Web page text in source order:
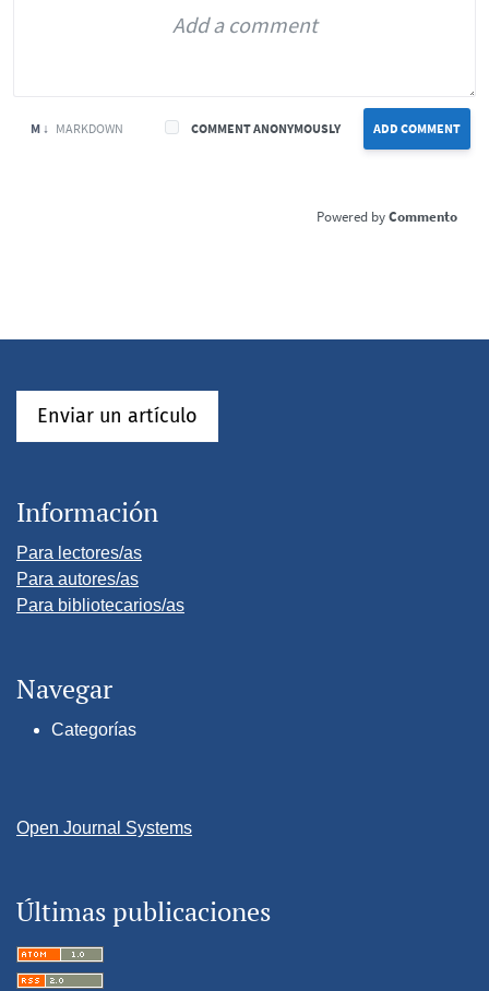
ADD COMMENT
COMMENT ANONYMOUSLY
M ↓ MARKDOWN
Commento
Enviar un artículo
Información
Para lectores/as
Para autores/as
Para bibliotecarios/as
Navegar
Categorías
Open Journal Systems
Últimas publicaciones